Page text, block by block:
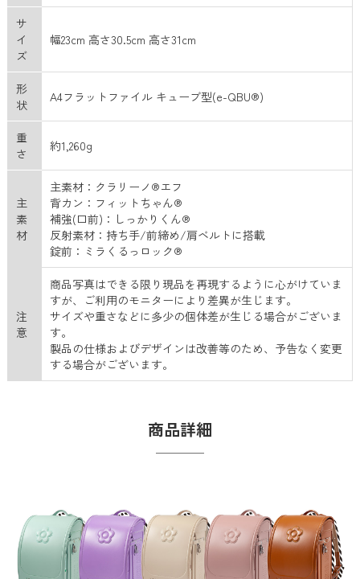
サ
イ
ズ
幅23cm 高さ30.5cm 高さ31cm
形
状
A4フラットファイル キューブ型(e-QBU®)
重
さ
約1,260g
主
素
材
主素材：クラリーノ®エフ
背カン：フィットちゃん®
補強(口前)：しっかりくん®
反射素材：持ち手/前締め/肩ベルトに搭載
錠前：ミラくるっロック®
注
意
商品写真はできる限り現品を再現するように心がけていま
すが、ご利用のモニターにより差異が生じます。
サイズや重さなどに多少の個体差が生じる場合がございま
す。
製品の仕様およびデザインは改善等のため、予告なく変更
する場合がございます。
商品詳細